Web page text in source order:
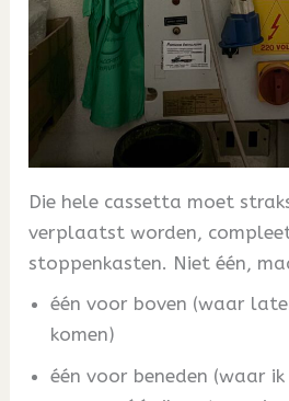
Die hele cassetta moet
verplaatst worden,
stoppenkasten. Niet één,
één voor boven (waar
komen)
één voor beneden (waar